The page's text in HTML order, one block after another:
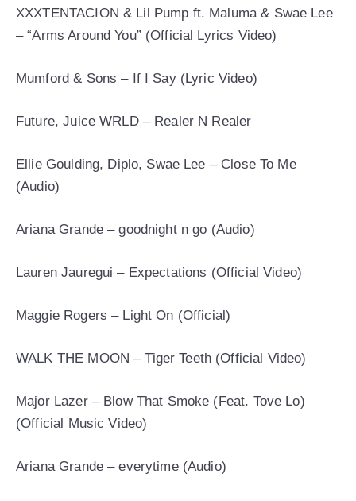
XXXTENTACION & Lil Pump ft. Maluma & Swae Lee
– “Arms Around You” (Official Lyrics Video)
Mumford & Sons – If I Say (Lyric Video)
Future, Juice WRLD – Realer N Realer
Ellie Goulding, Diplo, Swae Lee – Close To Me
(Audio)
Ariana Grande – goodnight n go (Audio)
Lauren Jauregui – Expectations (Official Video)
Maggie Rogers – Light On (Official)
WALK THE MOON – Tiger Teeth (Official Video)
Major Lazer – Blow That Smoke (Feat. Tove Lo)
(Official Music Video)
Ariana Grande – everytime (Audio)